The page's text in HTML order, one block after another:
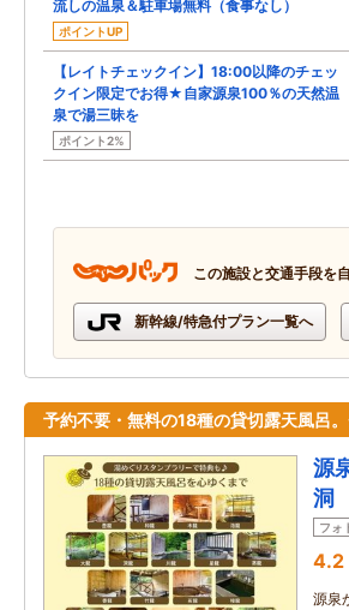
流しの温泉＆駐車場無料（食事なし）
ポイントUP
【レイトチェックイン】18:00以降のチェッ
クイン限定でお得★自家源泉100％の天然温
泉で湯三昧を
ポイント2%
この施設と交通手段を
新幹線/特急付プラン一覧へ
予約不要・無料の18種の貸切露天風呂。
源
洞
フォ
4.2
源泉